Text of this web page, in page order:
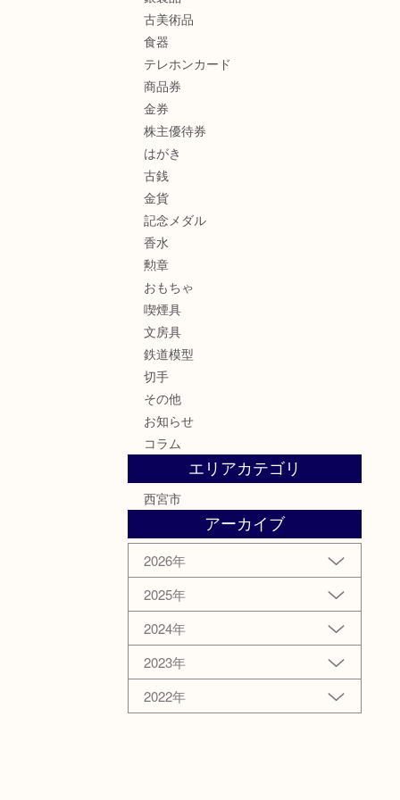
古美術品
食器
テレホンカード
商品券
金券
株主優待券
はがき
古銭
金貨
記念メダル
香水
勲章
おもちゃ
喫煙具
文房具
鉄道模型
切手
その他
お知らせ
コラム
エリアカテゴリ
西宮市
アーカイブ
2026年
2025年
2024年
2023年
2022年